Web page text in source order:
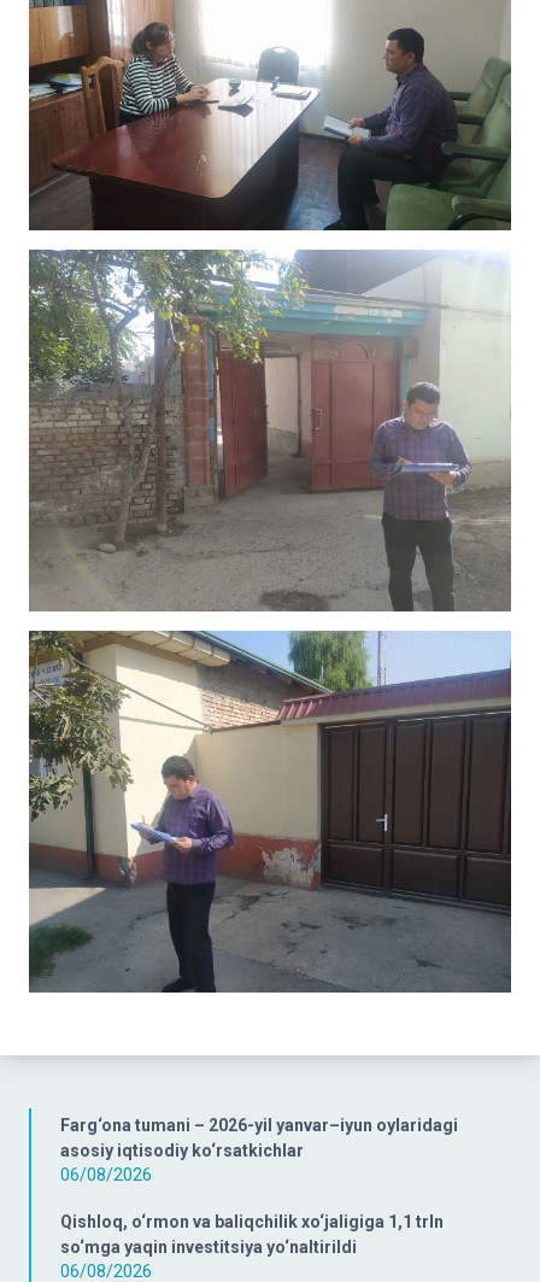
Farg‘ona tumani – 2026-yil yanvar–iyun oylaridagi
asosiy iqtisodiy ko‘rsatkichlar
06/08/2026
Qishloq, o‘rmon va baliqchilik xo‘jaligiga 1,1 trln
so‘mga yaqin investitsiya yo‘naltirildi
06/08/2026